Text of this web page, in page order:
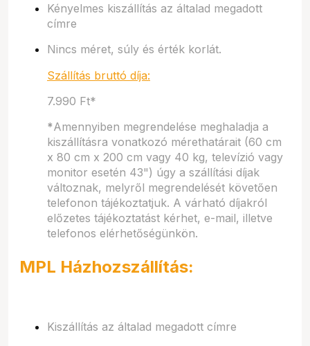
Kényelmes kiszállítás az általad megadott
címre
Nincs méret, súly és érték korlát.
Szállítás bruttó díja:
7.990 Ft*
*Amennyiben megrendelése meghaladja a
kiszállításra vonatkozó mérethatárait (60 cm
x 80 cm x 200 cm vagy 40 kg, televízió vagy
monitor esetén 43") úgy a szállítási díjak
változnak, melyről megrendelését követően
telefonon tájékoztatjuk. A várható díjakról
előzetes tájékoztatást kérhet, e-mail, illetve
telefonos elérhetőségünkön.
MPL Házhozszállítás:
Kiszállítás az általad megadott címre